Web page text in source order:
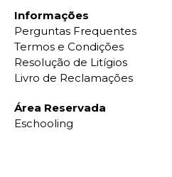
Informações
Perguntas Frequentes
Termos e Condições
Resolução de Litígios
Livro de Reclamações
Área Reservada
Eschooling